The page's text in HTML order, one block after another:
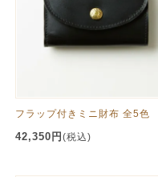
フラップ付きミニ財布 全5色
42,350円 (税込)